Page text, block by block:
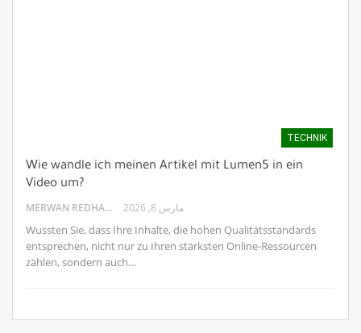
TECHNIK
Wie wandle ich meinen Artikel mit Lumen5 in ein
Video um?
MERWAN REDHA
مارس 8, 2026
Wussten Sie, dass Ihre Inhalte, die hohen Qualitätsstandards
entsprechen, nicht nur zu Ihren stärksten Online-Ressourcen
zählen, sondern auch…